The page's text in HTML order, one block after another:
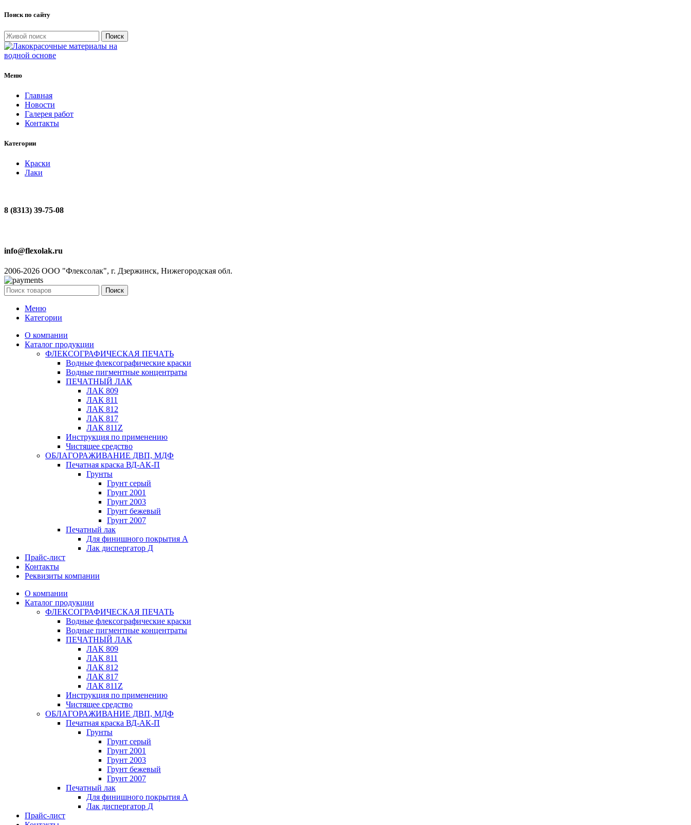
Поиск по сайту
Поиск
Меню
Главная
Новости
Галерея работ
Контакты
Категории
Краски
Лаки
8 (8313) 39-75-08
info@flexolak.ru
2006-2026 ООО "Флексолак", г. Дзержинск, Нижегородская обл.
Поиск
Меню
Категории
О компании
Каталог продукции
ФЛЕКСОГРАФИЧЕСКАЯ ПЕЧАТЬ
Водные флексографические краски
Водные пигментные концентраты
ПЕЧАТНЫЙ ЛАК
ЛАК 809
ЛАК 811
ЛАК 812
ЛАК 817
ЛАК 811Z
Инструкция по применению
Чистящее средство
ОБЛАГОРАЖИВАНИЕ ДВП, МДФ
Печатная краска ВД-АК-П
Грунты
Грунт серый
Грунт 2001
Грунт 2003
Грунт бежевый
Грунт 2007
Печатный лак
Для финишного покрытия А
Лак диспергатор Д
Прайс-лист
Контакты
Реквизиты компании
О компании
Каталог продукции
ФЛЕКСОГРАФИЧЕСКАЯ ПЕЧАТЬ
Водные флексографические краски
Водные пигментные концентраты
ПЕЧАТНЫЙ ЛАК
ЛАК 809
ЛАК 811
ЛАК 812
ЛАК 817
ЛАК 811Z
Инструкция по применению
Чистящее средство
ОБЛАГОРАЖИВАНИЕ ДВП, МДФ
Печатная краска ВД-АК-П
Грунты
Грунт серый
Грунт 2001
Грунт 2003
Грунт бежевый
Грунт 2007
Печатный лак
Для финишного покрытия А
Лак диспергатор Д
Прайс-лист